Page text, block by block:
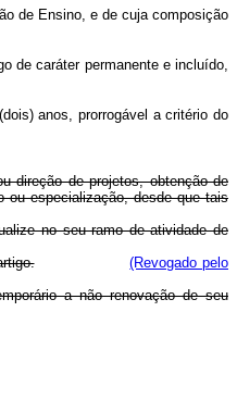
de Ensino, e de cuja composição
de caráter permanente e incluído,
anos, prorrogável a critério do
direção de projetos, obtenção de
ou especialização, desde que tais
no seu ramo de atividade de
(Revogado pelo
a não renovação de seu